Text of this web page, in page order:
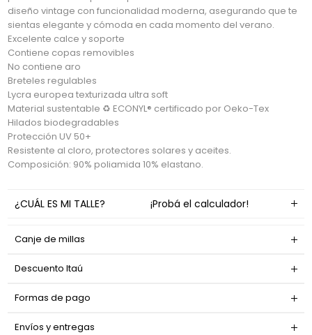
diseño vintage con funcionalidad moderna, asegurando que te
sientas elegante y cómoda en cada momento del verano.
Excelente calce y soporte
Contiene copas removibles
No contiene aro
Breteles regulables
Lycra europea texturizada ultra soft
Material sustentable ♻ ECONYL® certificado por Oeko-Tex
Hilados biodegradables
Protección UV 50+
Resistente al cloro, protectores solares y aceites.
Composición: 90% poliamida 10% elastano.
¿CUÁL ES MI TALLE? ¡Probá el calculador!
Canje de millas
Descuento Itaú
Formas de pago
Envíos y entregas